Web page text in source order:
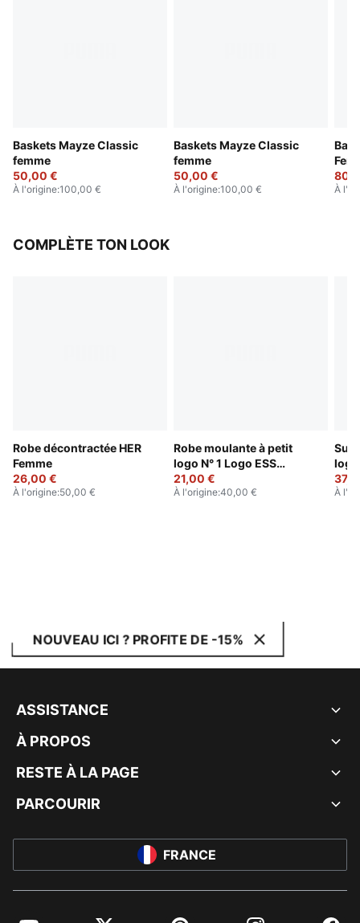
Baskets Mayze Classic
femme
50,00 €
À l'origine:100,00 €
Baskets Mayze Classic
femme
50,00 €
À l'origine:100,00 € À
COMPLÈTE TON LOOK
Robe décontractée HER
Femme
26,00 €
À l'origine:50,00 €
Robe moulante à petit
logo N° 1 Logo ESS
Femme
21,00 €
À l'origine:40,00 €
logo
À
NOUVEAU ICI ? PROFITE DE -15%
ASSISTANCE
À PROPOS
RESTE À LA PAGE
PARCOURIR
FRANCE